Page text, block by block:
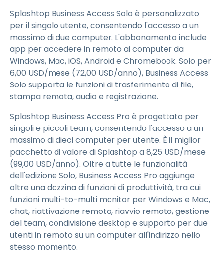
Splashtop Business Access Solo è personalizzato
per il singolo utente, consentendo l'accesso a un
massimo di due computer. L'abbonamento include
app per accedere in remoto ai computer da
Windows, Mac, iOS, Android e Chromebook. Solo per
6,00 USD/mese (72,00 USD/anno), Business Access
Solo supporta le funzioni di trasferimento di file,
stampa remota, audio e registrazione.
Splashtop Business Access Pro è progettato per
singoli e piccoli team, consentendo l'accesso a un
massimo di dieci computer per utente. È il miglior
pacchetto di valore di Splashtop a8,25 USD/mese
(99,00 USD/anno). Oltre a tutte le funzionalità
dell'edizione Solo, Business Access Pro aggiunge
oltre una dozzina di funzioni di produttività, tra cui
funzioni multi-to-multi monitor per Windows e Mac,
chat, riattivazione remota, riavvio remoto, gestione
del team, condivisione desktop e supporto per due
utenti in remoto su un computer all'indirizzo nello
stesso momento.